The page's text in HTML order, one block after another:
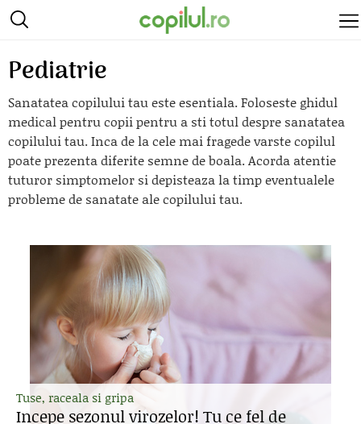
Pediatrie
Sanatatea copilului tau este esentiala. Foloseste ghidul
medical pentru copii pentru a sti totul despre sanatatea
copilului tau. Inca de la cele mai fragede varste copilul
poate prezenta diferite semne de boala. Acorda atentie
tuturor simptomelor si depisteaza la timp eventualele
probleme de sanatate ale copilului tau.
Tuse, raceala si gripa
Incepe sezonul virozelor! Tu ce fel de